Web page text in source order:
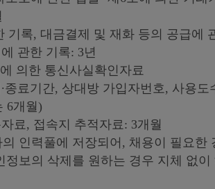
록, 대금결제 및 재화 등의 공급에
관한 기록: 3년
의한 통신사실확인자료
료기간, 상대방 가입자번호, 사용도
6개월)
료, 접속지 추적자료: 3개월
인력풀에 저장되어, 채용이 필요한
보의 삭제를 원하는 경우 지체 없